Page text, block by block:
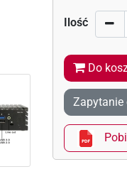
Ilość
Do
Zapytanie